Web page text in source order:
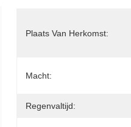
Plaats Van Herkomst:
Macht:
Regenvaltijd: